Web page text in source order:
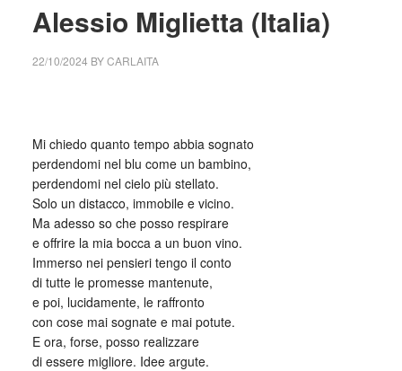
Alessio Miglietta (Italia)
22/10/2024 BYCARLAITA
Mi chiedo quanto tempo abbia sognato
perdendomi nel blu come un bambino,
perdendomi nel cielo più stellato.
Solo un distacco, immobile e vicino.
Ma adesso so che posso respirare
e offrire la mia bocca a un buon vino.
Immerso nei pensieri tengo il conto
di tutte le promesse mantenute,
e poi, lucidamente, le raffronto
con cose mai sognate e mai potute.
E ora, forse, posso realizzare
di essere migliore. Idee argute.